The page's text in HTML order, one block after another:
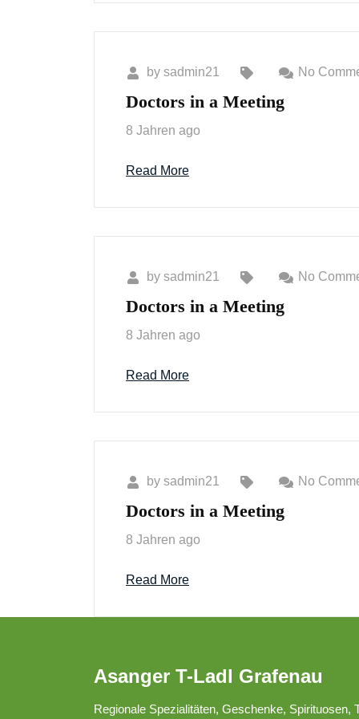
by sadmin21 No
Doctors in a Meeting
8 Jahren ago
Read More
by sadmin21 No
Doctors in a Meeting
8 Jahren ago
Read More
by sadmin21 No
Doctors in a Meeting
8 Jahren ago
Read More
Asanger T-Ladl Grafenau
Regionale Spezialitäten, Geschenke, Spirituosen,